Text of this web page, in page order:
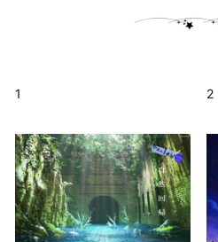
1 2